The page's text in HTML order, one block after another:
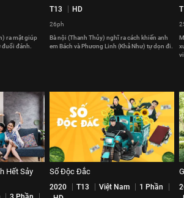
ra mặt giúp
đuổi đánh.
T13 HD
26ph
Bà nội (Thanh Thủy) nghĩ ra cách khiến anh
em Bách và Phương Linh (Khả Như) tự dọn đi.
Hết Sảy
Số Độc Đắc
2020 T13 Việt Nam
1 Phần